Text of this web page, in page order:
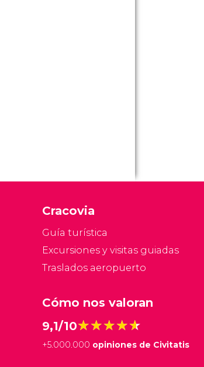
Cracovia
Guía turística
Excursiones y visitas guiadas
Traslados aeropuerto
Cómo nos valoran
9,1/10★★★★★
★★★★★
+5.000.000 opiniones de Civitatis